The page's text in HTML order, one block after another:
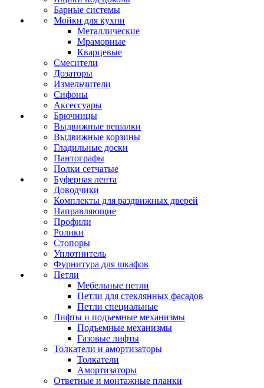
Барные системы
Мойки для кухни
Металлические
Мраморные
Кварцевые
Смесители
Дозаторы
Измельчители
Сифоны
Аксессуары
Брючницы
Выдвижные вешалки
Выдвижные корзины
Гладильные доски
Пантографы
Полки сетчатые
Буферная лента
Доводчики
Комплекты для раздвижных дверей
Направляющие
Профили
Ролики
Стопоры
Уплотнитель
Фурнитура для шкафов
Петли
Мебельные петли
Петли для стеклянных фасадов
Петли специальные
Лифты и подъемные механизмы
Подъемные механизмы
Газовые лифты
Толкатели и амортизаторы
Толкатели
Амортизаторы
Ответные и монтажные планки